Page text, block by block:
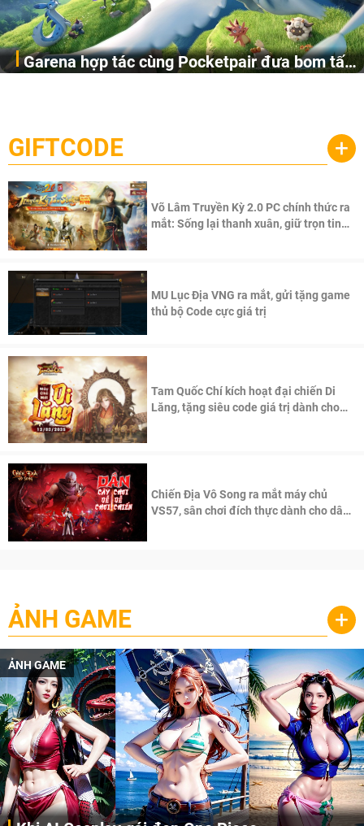
Garena hợp tác cùng Pocketpair đưa bom tấn
cầu, theo giấy phép chính thức từ công ty game Nhật Bản
Pocketpair, Inc.
GIFTCODE +
Võ Lâm Truyền Kỳ 2.0 PC chính thức ra
mắt: Sống lại thanh xuân, giữ trọn tinh
MU Lục Địa VNG ra mắt, gửi tặng game
thủ bộ Code cực giá trị
Tam Quốc Chí kích hoạt đại chiến Di
Lăng, tặng siêu code giá trị dành cho
Chiến Địa Vô Song ra mắt máy chủ
VS57, sân chơi đích thực dành cho dân
ẢNH GAME +
ẢNH GAME